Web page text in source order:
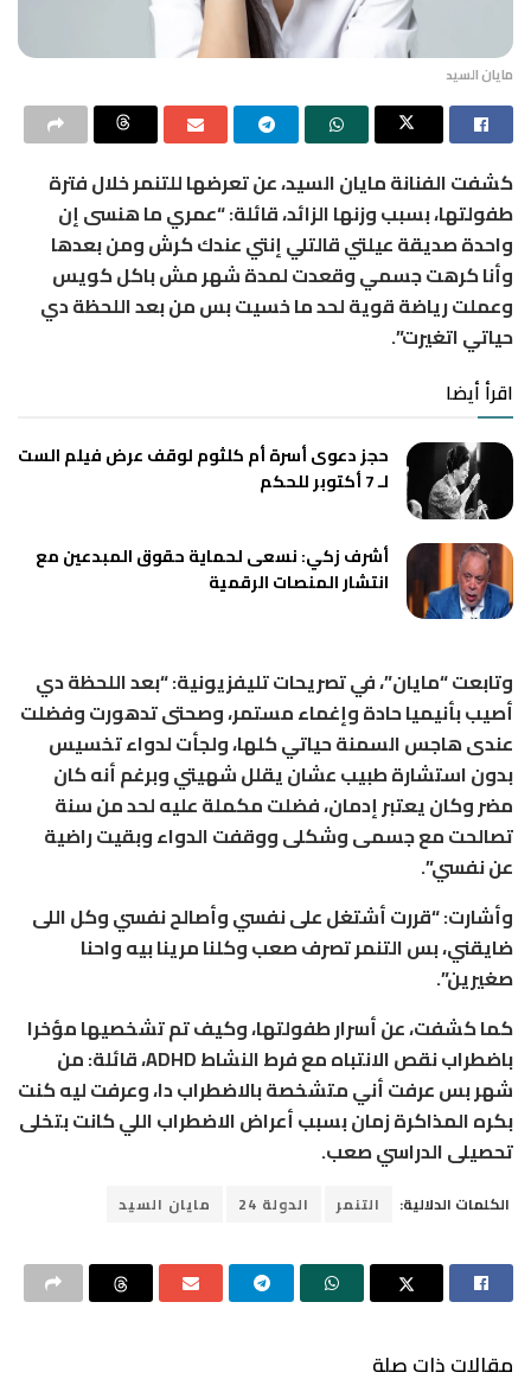
مايان السيد
كشفت الفنانة مايان السيد، عن تعرضها للتنمر خلال فترة
طفولتها، بسبب وزنها الزائد، قائلة: “عمري ما هنسى إن
واحدة صديقة عيلتي قالتلي إنتي عندك كرش ومن بعدها
وأنا كرهت جسمي وقعدت لمدة شهر مش باكل كويس
وعملت رياضة قوية لحد ما خسيت بس من بعد اللحظة دي
حياتي اتغيرت”.
اقرأ أيضا
حجز دعوى أسرة أم كلثوم لوقف عرض فيلم الست
لـ 7 أكتوبر للحكم
أشرف زكي: نسعى لحماية حقوق المبدعين مع
انتشار المنصات الرقمية
وتابعت “مايان”، في تصريحات تليفزيونية: “بعد اللحظة دي
أصيب بأنيميا حادة وإغماء مستمر، وصحتى تدهورت وفضلت
عندى هاجس السمنة حياتي كلها، ولجأت لدواء تخسيس
بدون استشارة طبيب عشان يقلل شهيتي وبرغم أنه كان
مضر وكان يعتبر إدمان، فضلت مكملة عليه لحد من سنة
تصالحت مع جسمى وشكلى ووقفت الدواء وبقيت راضية
عن نفسي”.
وأشارت: “قررت أشتغل على نفسي وأصالح نفسي وكل اللى
ضايقني، بس التنمر تصرف صعب وكلنا مرينا بيه واحنا
صغيرين”.
كما كشفت، عن أسرار طفولتها، وكيف تم تشخصيها مؤخرا
باضطراب نقص الانتباه مع فرط النشاط ADHD، قائلة: من
شهر بس عرفت أني متشخصة بالاضطراب دا، وعرفت ليه كنت
بكره المذاكرة زمان بسبب أعراض الاضطراب اللي كانت بتخلى
تحصيلى الدراسي صعب.
الكلمات الدلالية: التنمر الدولة 24 مايان السيد
مقالات ذات صلة